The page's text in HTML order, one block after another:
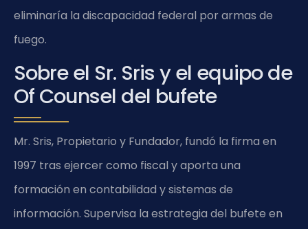
eliminaría la discapacidad federal por armas de
fuego.
Sobre el Sr. Sris y el equipo de
Of Counsel del bufete
Mr. Sris, Propietario y Fundador, fundó la firma en
1997 tras ejercer como fiscal y aporta una
formación en contabilidad y sistemas de
información. Supervisa la estrategia del bufete en